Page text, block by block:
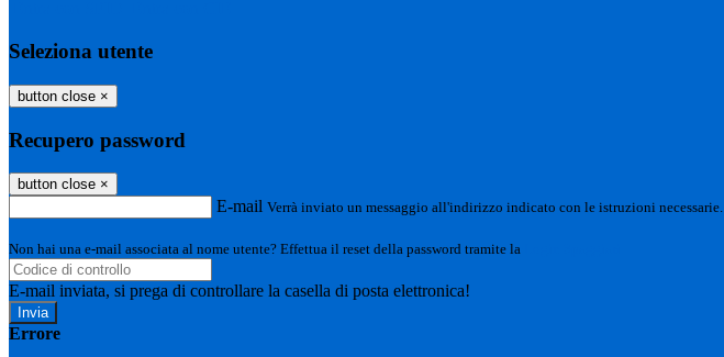
Seleziona utente
button close ×
Recupero password
button close ×
E-mail Verrà inviato un messaggio all'indirizzo indicato con le istruzioni necessarie.
Non hai una e-mail associata al nome utente? Effettua il reset della password tramite la
E-mail inviata, si prega di controllare la casella di posta elettronica!
Errore